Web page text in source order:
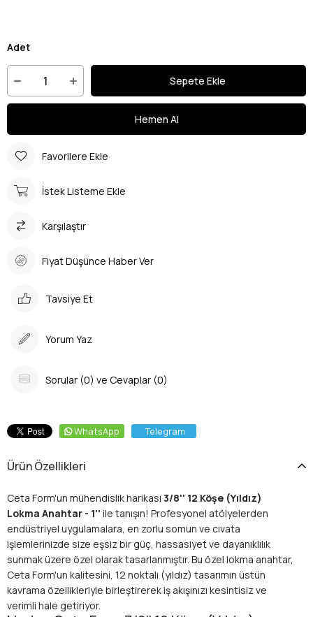
Adet
Favorilere Ekle
İstek Listeme Ekle
Karşılaştır
Fiyat Düşünce Haber Ver
Tavsiye Et
Yorum Yaz
Sorular (0) ve Cevaplar (0)
WhatsApp Telegram
Ürün Özellikleri
Ceta Form'un mühendislik harikası 3/8'' 12 Köşe (Yıldız)
Lokma Anahtar - 1'' ile tanışın! Profesyonel atölyelerden
endüstriyel uygulamalara, en zorlu somun ve cıvata
işlemlerinizde size eşsiz bir güç, hassasiyet ve dayanıklılık
sunmak üzere özel olarak tasarlanmıştır. Bu özel lokma anahtar,
Ceta Form'un kalitesini, 12 noktalı (yıldız) tasarımın üstün
kavrama özellikleriyle birleştirerek iş akışınızı kesintisiz ve
verimli hale getiriyor.